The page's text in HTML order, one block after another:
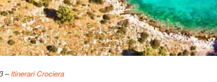
–Itinerari Crociera